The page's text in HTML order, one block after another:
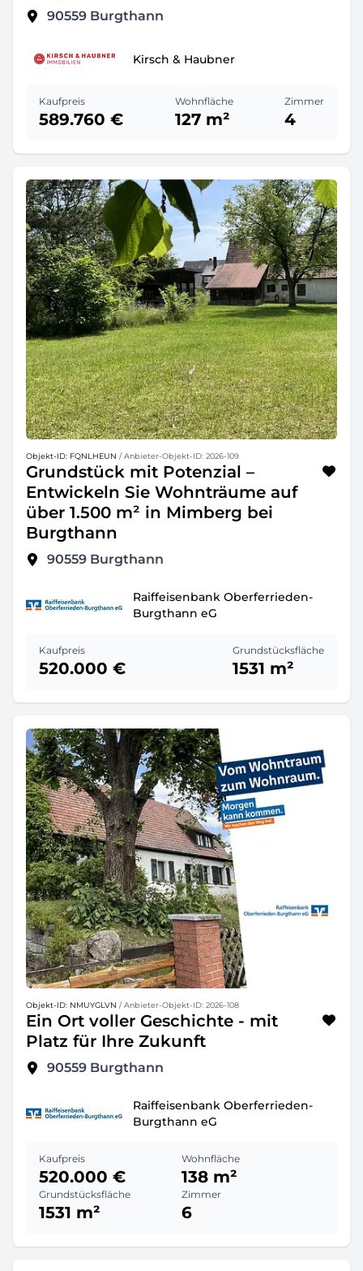
90559 Burgthann
Kirsch & Haubner
Kaufpreis
589.760 €
Wohnfläche
127 m²
Zimmer
4
Objekt-ID: FQNLHEUN / Anbieter-Objekt-ID: 2026-109
Grundstück mit Potenzial –
Entwickeln Sie Wohnträume auf
über 1.500 m² in Mimberg bei
Burgthann
90559 Burgthann
Raiffeisenbank Oberferrieden-
Burgthann eG
Kaufpreis
520.000 €
Grundstücksfläche
1531 m²
Objekt-ID: NMUYGLVN / Anbieter-Objekt-ID: 2026-108
Ein Ort voller Geschichte - mit
Platz für Ihre Zukunft
90559 Burgthann
Raiffeisenbank Oberferrieden-
Burgthann eG
Kaufpreis
520.000 €
Wohnfläche
138 m²
Grundstücksfläche
1531 m²
Zimmer
6